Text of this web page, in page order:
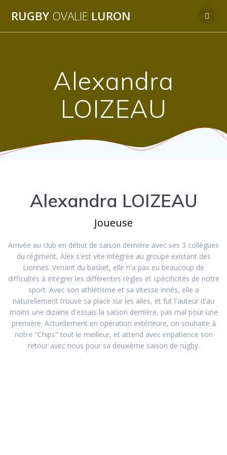
au
RUGBY OVALIE LURON
Alexandra
LOIZEAU
Alexandra LOIZEAU
Joueuse
Arrivée au club en début de saison dernière avec ses 3 collègues
du régiment, Alex s'est vite intégrée au groupe existant des
Lionnes. Venant du basket, elle n'a pas eu beaucoup de
difficultés à intégrer les différentes règles et spécificités de notre
sport. Avec son athlétisme et sa vitesse innés, elle a
naturellement trouvé sa place sur les ailes, et fut l'auteur d'au
moins une dizaine d'essais la saison dernière, pas mal pour une
première. Actuellement en opération extérieure, on souhaite à
notre "Chips" tout le meilleur, et attend avec impatience son
retour avec nous pour sa deuxième saison de rugby.